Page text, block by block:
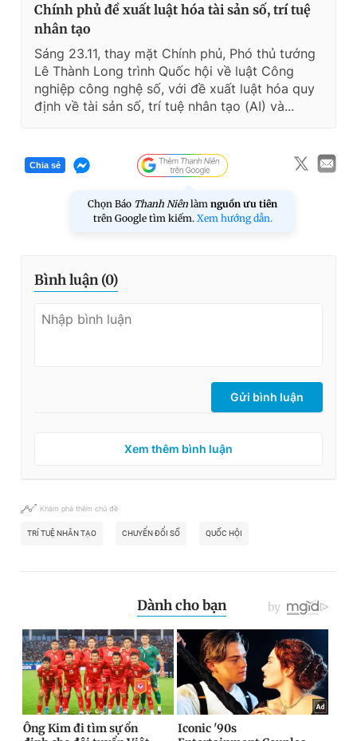
Chính phủ đề xuất luật hóa tài sản số, trí tuệ
nhân tạo
Sáng 23.11, thay mặt Chính phủ, Phó thủ tướng
Lê Thành Long trình Quốc hội về luật Công
nghiệp công nghệ số, với đề xuất luật hóa quy
định về tài sản số, trí tuệ nhân tạo (AI) và...
Chia sẻ
Chọn Báo Thanh Niên làm nguồn ưu tiên
trên Google tìm kiếm. Xem hướng dẫn.
Bình luận (0)
Gửi bình luận
Xem thêm bình luận
Khám phá thêm chủ đề
TRÍ TUỆ NHÂN TẠO CHUYỂN ĐỔI SỐ QUỐC HỘI